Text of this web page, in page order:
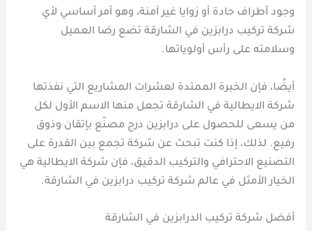
وجود أطراف حادة أو زوايا غير آمنة، وهو أمر أساسي لأي
شركة تركيب درابزين في الشارقة تضع رضا العميل
وسلامته على رأس أولوياتها.
أيضًا، فإن الخبرة الممتدة لعشرات المشاريع التي نفذتها
شركة الايطالية في الشارقة تجعل منها الاسم الأول لكل
من يسعى للحصول على درابزين درج مصنّع بإتقان وذوق
رفيع. لذلك، إذا كنت تبحث عن شركة تجمع بين القدرة على
التصنيع الاحترافي والتركيب الدقيق، فإن شركة الايطالية هي
الخيار الأمثل في عالم شركة تركيب درابزين في الشارقة.
أفضل شركة تركيب الدرابزين في الشارقة